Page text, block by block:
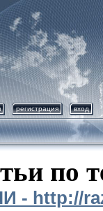
регистрация вход
по
http://